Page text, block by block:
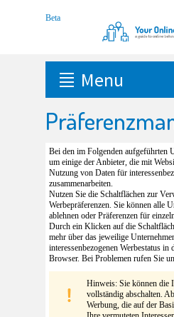
Menu
Bei den im Folgenden aufgeführten
um einige der Anbieter, die mit
Nutzung von Daten für
zusammenarbeiten.
Nutzen Sie die Schaltflächen zur
Werbepräferenzen. Sie können alle
ablehnen oder Präferenzen für
Durch ein Klicken auf die
mehr über das jeweilige
interessenbezogenen Werbestatus
Browser. Bei Problemen rufen Sie
Hinweis: Sie können die
vollständig abschalten.
Werbung, die auf der